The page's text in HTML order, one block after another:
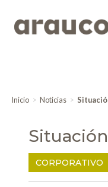
Inicio Noticias
CORPORATIVO